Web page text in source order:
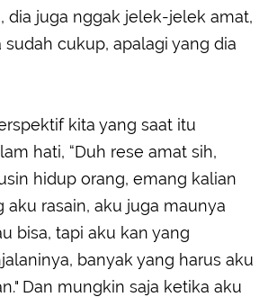
dia juga nggak jelek-jelek amat,
cukup, apalagi yang dia
kita yang saat itu
hati, “Duh rese amat sih,
hidup orang, emang kalian
aku rasain, aku juga maunya
bisa, tapi aku kan yang
banyak yang harus aku
Dan mungkin saja ketika aku